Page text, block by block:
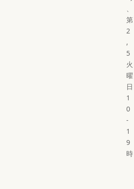
、
第
2
,
5
火
曜
日
1
0
-
1
9
時